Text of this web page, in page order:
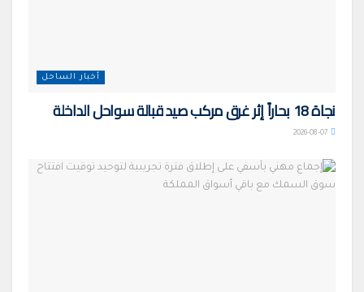
أخبار الساحل
نجاة 18 بحاراً إثر غرق مركب صيد قبالة سواحل الداخلة